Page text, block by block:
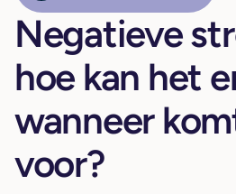
Negatieve
hoe kan het
wanneer
voor?